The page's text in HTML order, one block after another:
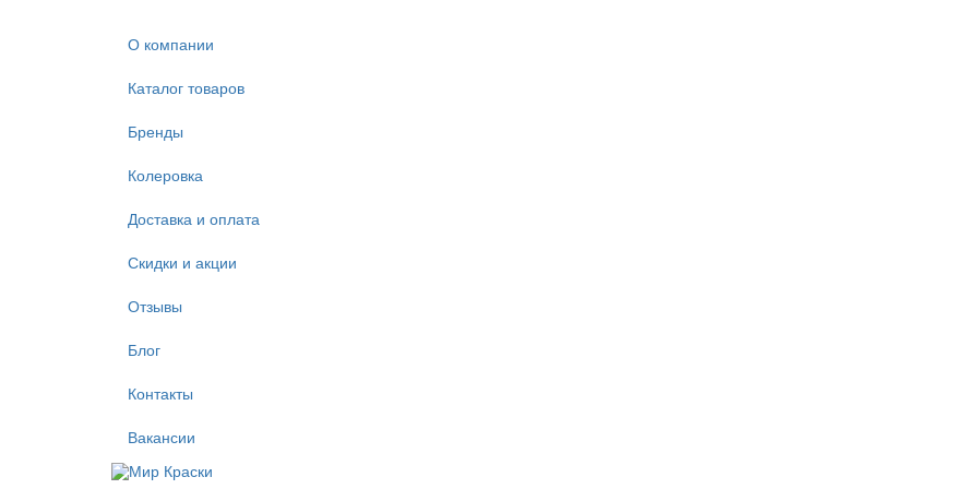
О компании
Каталог товаров
Бренды
Колеровка
Доставка и оплата
Скидки и акции
Отзывы
Блог
Контакты
Вакансии